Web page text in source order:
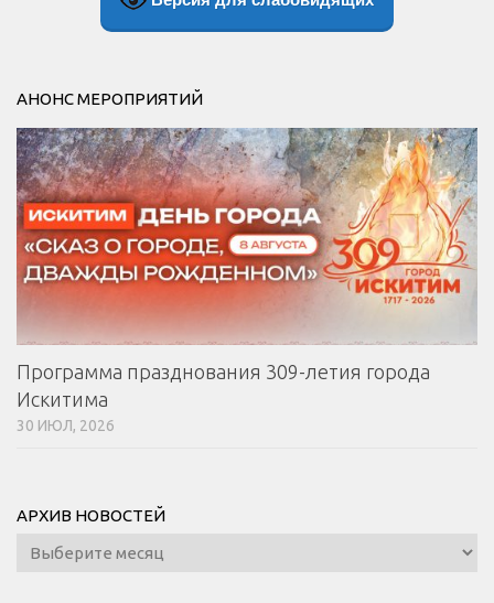
АНОНС МЕРОПРИЯТИЙ
Программа празднования 309-летия города
Искитима
30 ИЮЛ, 2026
АРХИВ НОВОСТЕЙ
Архив
новостей